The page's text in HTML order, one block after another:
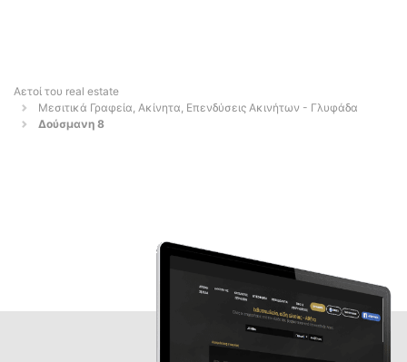
Αετοί του real estate
Μεσιτικά Γραφεία, Ακίνητα, Επενδύσεις Ακινήτων - Γλυφάδα
Δούσμανη 8